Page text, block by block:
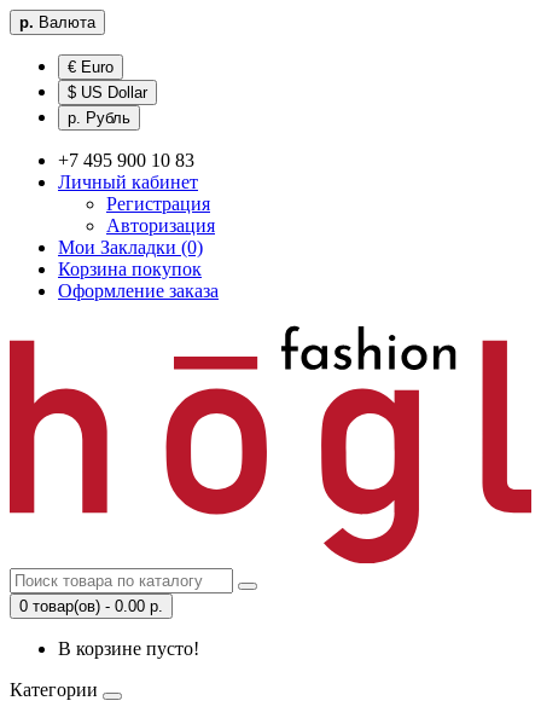
р. Валюта
€ Euro
$ US Dollar
р. Рубль
+7 495 900 10 83
Личный кабинет
Регистрация
Авторизация
Мои Закладки (0)
Корзина покупок
Оформление заказа
0 товар(ов) - 0.00 р.
В корзине пусто!
Категории